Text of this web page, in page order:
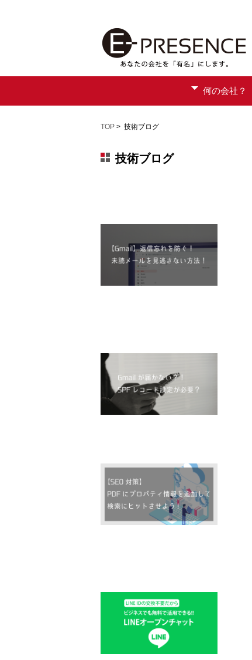
何の会社？
TOP > 技術ブログ
技術ブログ